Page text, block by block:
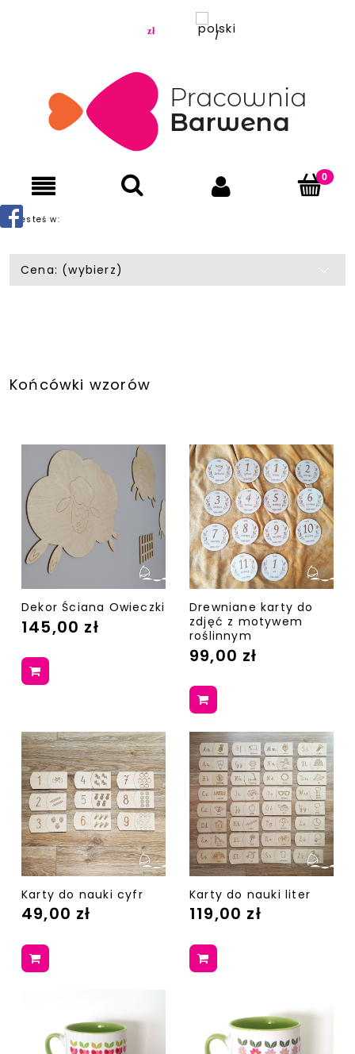
Jesteś w:
Cena: (wybierz)
Końcówki wzorów
Dekor Ściana Owieczki
145,00 zł
Drewniane karty do
zdjęć z motywem
roślinnym
99,00 zł
Karty do nauki cyfr
49,00 zł
Karty do nauki liter
119,00 zł